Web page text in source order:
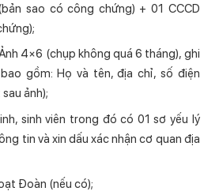
sao có công chứng) + 01 CCCD
4×6 (chụp không quá 6 tháng), ghi
gồm: Họ và tên, địa chỉ, số điện
ảnh);
sinh viên trong đó có 01 sơ yếu lý
tin và xin dấu xác nhận cơ quan địa
Đoàn (nếu có);